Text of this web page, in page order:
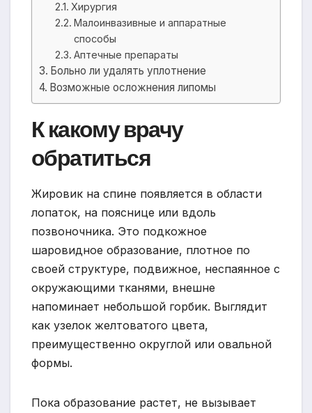
Хирургия
Малоинвазивные и аппаратные
способы
Аптечные препараты
Больно ли удалять уплотнение
Возможные осложнения липомы
К какому врачу
обратиться
Жировик на спине появляется в области
лопаток, на пояснице или вдоль
позвоночника. Это подкожное
шаровидное образование, плотное по
своей структуре, подвижное, неспаянное с
окружающими тканями, внешне
напоминает небольшой горбик. Выглядит
как узелок желтоватого цвета,
преимущественно округлой или овальной
формы.
Пока образование растет, не вызывает